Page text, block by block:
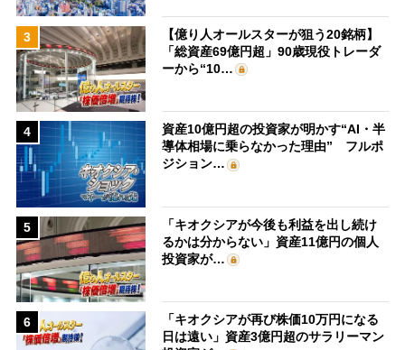
3
【億り人オールスターが狙う20銘柄】
「総資産69億円超」90歳現役トレーダ
ーから“10…
4
資産10億円超の投資家が明かす“AI・半
導体相場に乗らなかった理由” フルポ
ジション…
5
「キオクシアが今後も利益を出し続け
るかは分からない」資産11億円の個人
投資家が…
6
「キオクシアが再び株価10万円になる
日は遠い」資産3億円超のサラリーマン